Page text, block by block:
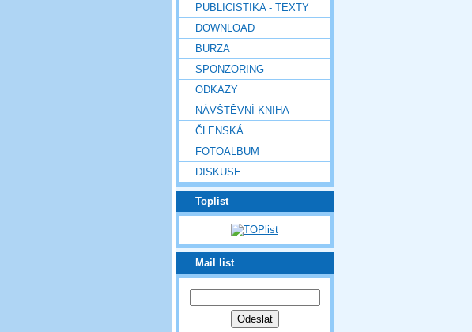
PUBLICISTIKA - TEXTY
DOWNLOAD
BURZA
SPONZORING
ODKAZY
NÁVŠTĚVNÍ KNIHA
ČLENSKÁ
FOTOALBUM
DISKUSE
Toplist
Mail list